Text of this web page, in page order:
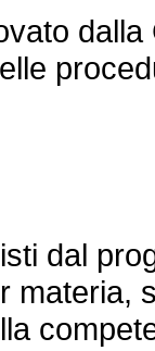
dalla
dal
materia,